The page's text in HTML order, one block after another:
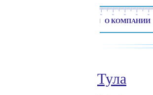
О КОМПАНИИ
Тула